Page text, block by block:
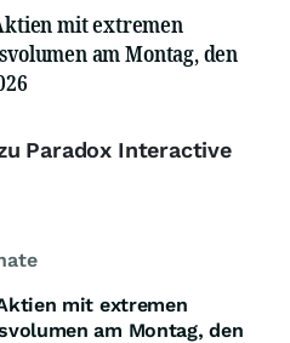
mit extremen
am Montag, den
Paradox Interactive
mit extremen
am Montag, den